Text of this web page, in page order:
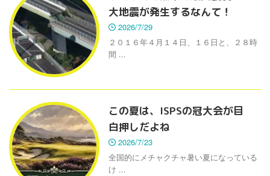
大地震が発生するなんて！
2026/7/29
２０１６年４月１４日、１６日と、２８時
間 ...
この夏は、ISPSの冠大会が目
白押しだよね
2026/7/23
全国的にメチャクチャ暑い夏になっている
け ...